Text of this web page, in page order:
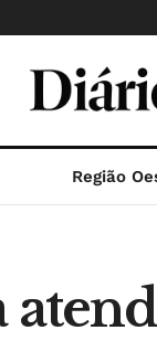
Região